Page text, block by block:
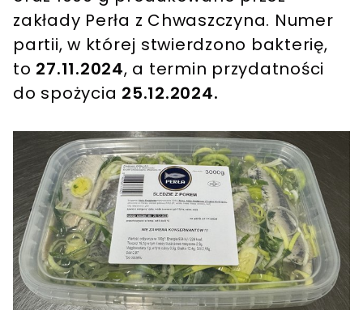
zakłady Perła z Chwaszczyna. Numer
partii, w której stwierdzono bakterię,
to 27.11.2024, a termin przydatności
do spożycia 25.12.2024.